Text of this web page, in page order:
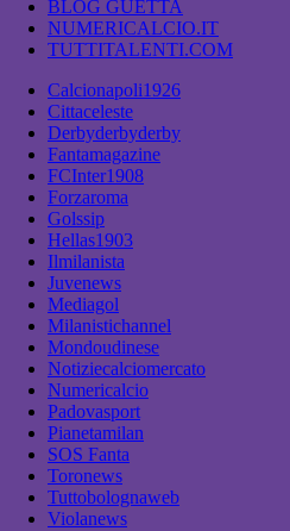
BLOG GUETTA
NUMERICALCIO.IT
TUTTITALENTI.COM
Calcionapoli1926
Cittaceleste
Derbyderbyderby
Fantamagazine
FCInter1908
Forzaroma
Golssip
Hellas1903
Ilmilanista
Juvenews
Mediagol
Milanistichannel
Mondoudinese
Notiziecalciomercato
Numericalcio
Padovasport
Pianetamilan
SOS Fanta
Toronews
Tuttobolognaweb
Violanews